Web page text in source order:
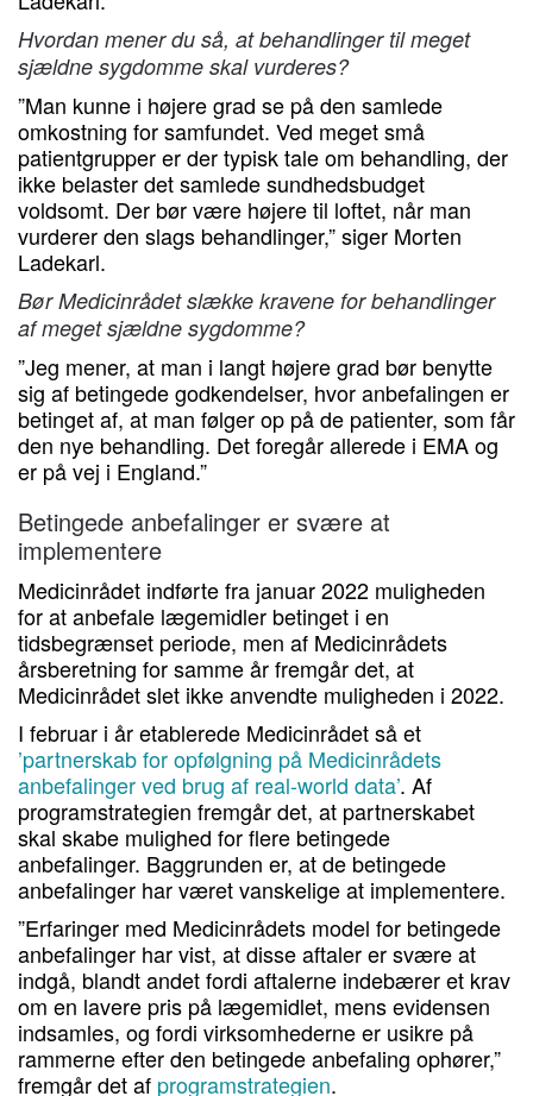
Hvordan mener du så, at behandlinger til meget
sjældne sygdomme skal vurderes?
”Man kunne i højere grad se på den samlede
omkostning for samfundet. Ved meget små
patientgrupper er der typisk tale om behandling, der
ikke belaster det samlede sundhedsbudget
voldsomt. Der bør være højere til loftet, når man
vurderer den slags behandlinger,” siger Morten
Ladekarl.
Bør Medicinrådet slække kravene for behandlinger
af meget sjældne sygdomme?
”Jeg mener, at man i langt højere grad bør benytte
sig af betingede godkendelser, hvor anbefalingen er
betinget af, at man følger op på de patienter, som får
den nye behandling. Det foregår allerede i EMA og
er på vej i England.”
Betingede anbefalinger er svære at
implementere
Medicinrådet indførte fra januar 2022 muligheden
for at anbefale lægemidler betinget i en
tidsbegrænset periode, men af Medicinrådets
årsberetning for samme år fremgår det, at
Medicinrådet slet ikke anvendte muligheden i 2022.
I februar i år etablerede Medicinrådet så et
’partnerskab for opfølgning på Medicinrådets
anbefalinger ved brug af real-world data’. Af
programstrategien fremgår det, at partnerskabet
skal skabe mulighed for flere betingede
anbefalinger. Baggrunden er, at de betingede
anbefalinger har været vanskelige at implementere.
”Erfaringer med Medicinrådets model for betingede
anbefalinger har vist, at disse aftaler er svære at
indgå, blandt andet fordi aftalerne indebærer et krav
om en lavere pris på lægemidlet, mens evidensen
indsamles, og fordi virksomhederne er usikre på
rammerne efter den betingede anbefaling ophører,”
fremgår det af programstrategien.